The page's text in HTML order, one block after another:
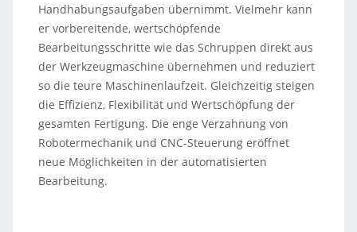
Handhabungsaufgaben übernimmt. Vielmehr kann
er vorbereitende, wertschöpfende
Bearbeitungsschritte wie das Schruppen direkt aus
der Werkzeugmaschine übernehmen und reduziert
so die teure Maschinenlaufzeit. Gleichzeitig steigen
die Effizienz, Flexibilität und Wertschöpfung der
gesamten Fertigung. Die enge Verzahnung von
Robotermechanik und CNC-Steuerung eröffnet
neue Möglichkeiten in der automatisierten
Bearbeitung.